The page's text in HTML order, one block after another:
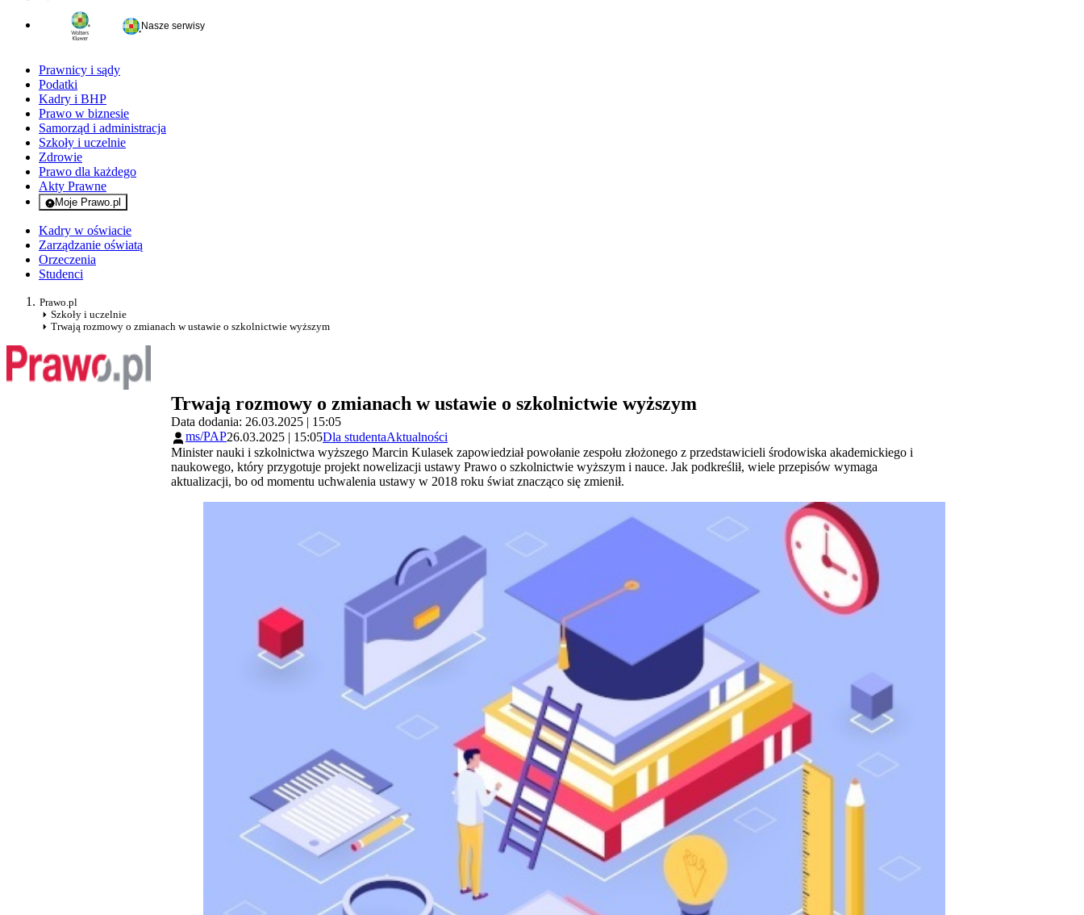
Nasze serwisy
Prawnicy i sądy
Podatki
Kadry i BHP
Prawo w biznesie
Samorząd i administracja
Szkoły i uczelnie
Zdrowie
Prawo dla każdego
Akty Prawne
Moje Prawo.pl
- rejestracja i logowanie do serwisu
Kadry w oświacie
Zarządzanie oświatą
Orzeczenia
Studenci
Prawo.pl
Szkoły i uczelnie
Trwają rozmowy o zmianach w ustawie o szkolnictwie wyższym
Trwają rozmowy o zmianach w ustawie o szkolnictwie wyższym
Data dodania: 26.03.2025 | 15:05
ms/PAP26.03.2025 | 15:05Dla studentaAktualności
Minister nauki i szkolnictwa wyższego Marcin Kulasek zapowiedział powołanie zespołu złożonego z przedstawicieli środowiska akademickiego i
naukowego, który przygotuje projekt nowelizacji ustawy Prawo o szkolnictwie wyższym i nauce. Jak podkreślił, wiele przepisów wymaga
aktualizacji, bo od momentu uchwalenia ustawy w 2018 roku świat znacząco się zmienił.